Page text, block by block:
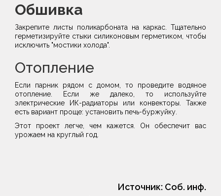
Обшивка
Закрепите листы поликарбоната на каркас. Тщательно
герметизируйте стыки силиконовым герметиком, чтобы
исключить "мостики холода".
Отопление
Если парник рядом с домом, то проведите водяное
отопление. Если же далеко, то используйте
электрические ИК-радиаторы или конвекторы. Также
есть вариант проще: установить печь-буржуйку.
Этот проект легче, чем кажется. Он обеспечит вас
урожаем на круглый год.
Источник: Соб. инф.